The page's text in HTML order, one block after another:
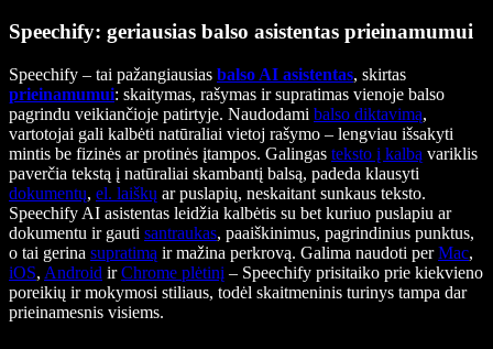
Speechify: geriausias balso asistentas prieinamumui
Speechify – tai pažangiausias balso AI asistentas, skirtas
prieinamumui: skaitymas, rašymas ir supratimas vienoje balso
pagrindu veikiančioje patirtyje. Naudodami balso diktavimą,
vartotojai gali kalbėti natūraliai vietoj rašymo – lengviau išsakyti
mintis be fizinės ar protinės įtampos. Galingas teksto į kalbą variklis
paverčia tekstą į natūraliai skambantį balsą, padeda klausyti
dokumentų, el. laiškų ar puslapių, neskaitant sunkaus teksto.
Speechify AI asistentas leidžia kalbėtis su bet kuriuo puslapiu ar
dokumentu ir gauti santraukas, paaiškinimus, pagrindinius punktus,
o tai gerina supratimą ir mažina perkrovą. Galima naudoti perMac,
iOS, Android irChrome plėtinį – Speechify prisitaiko prie kiekvieno
poreikių ir mokymosi stiliaus, todėl skaitmeninis turinys tampa dar
prieinamesnis visiems.